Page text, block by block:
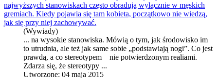
najwyższych stanowiskach często obradują wyłącznie w męskich
gremiach. Kiedy pojawia się tam kobieta, początkowo nie wiedzą,
jak się przy niej zachowywać.
(Wywiady)
... na wysokie stanowiska. Mówią o tym, jak środowisko im
to utrudnia, ale też jak same sobie „podstawiają nogi”. Co jest
prawdą, a co stereotypem – nie potwierdzonym realiami.
Zdarza się, że stereotypy ...
Utworzone: 04 maja 2015